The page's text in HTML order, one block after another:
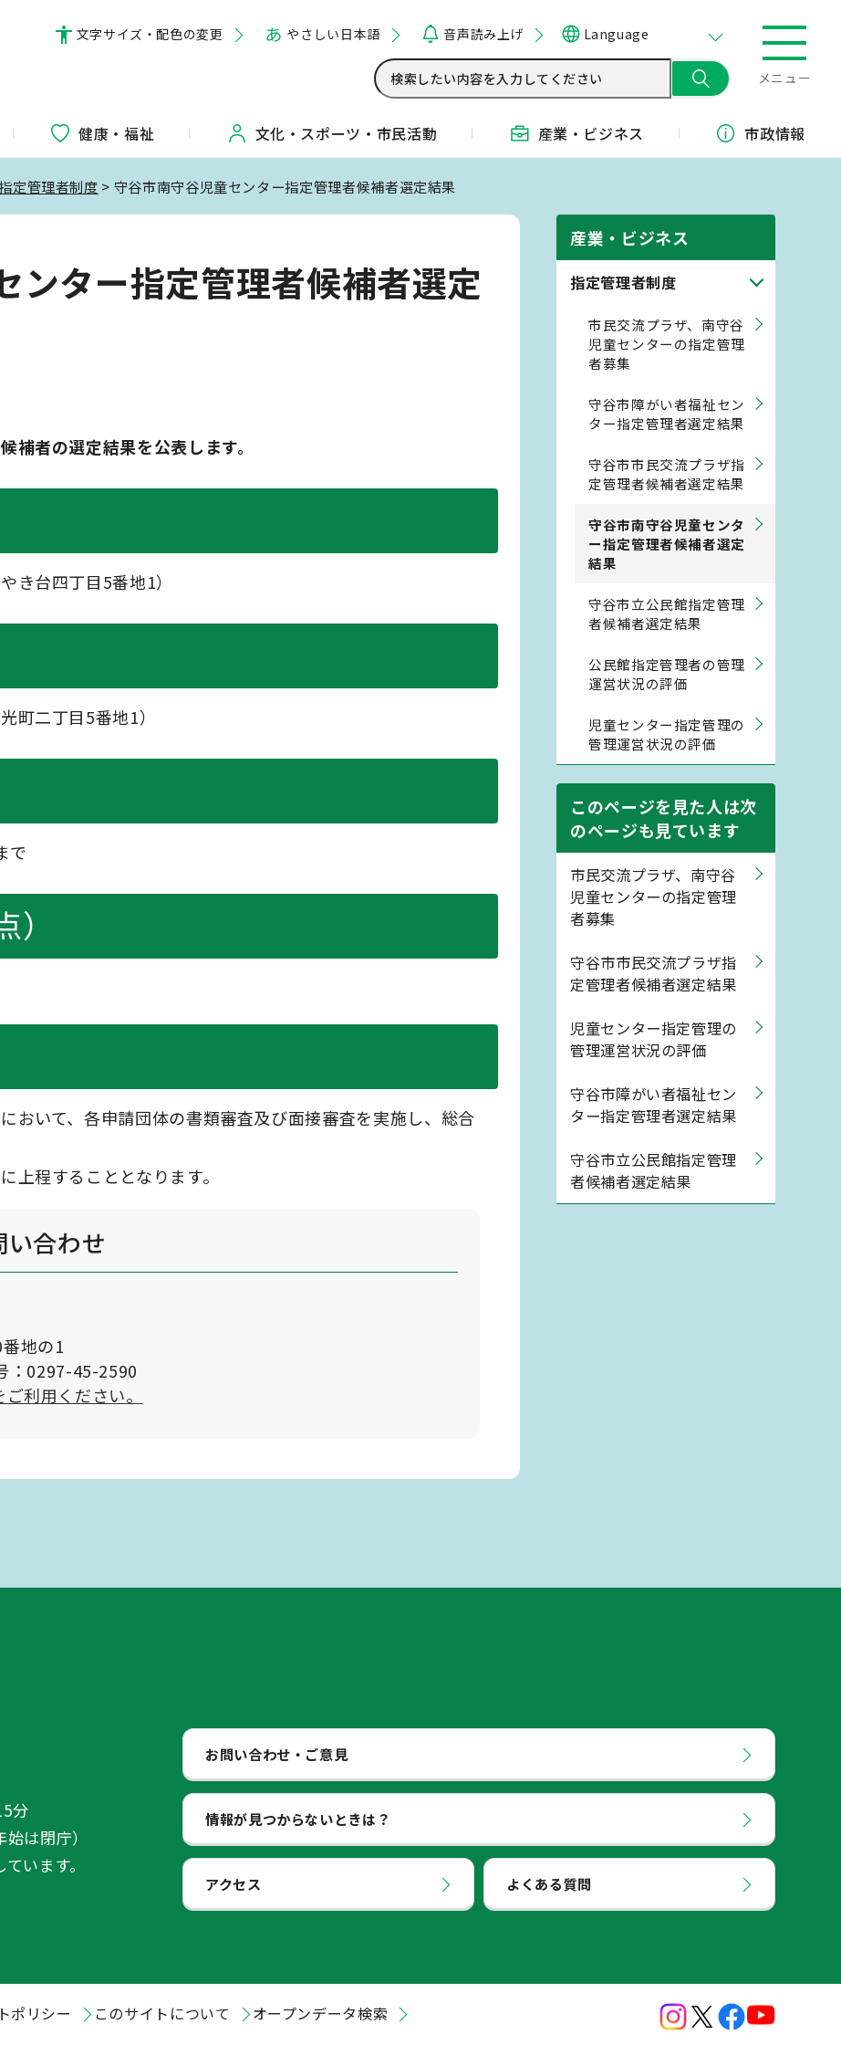
文字サイズ・配色の変更 やさしい日本語 音声読み上げ Language
メニュー
健康・福祉 文化・ スポーツ・ 市民活動 産業・ ビジネス 市政情報
定管理者制度 > 守谷市南守谷児童センター指定管理者候補者選定結果
ンター指定管理者候補者選定
補者の選定結果を公表します。
き台四丁目5番地1）
町二丁目5番地1）
で
おいて、各申請団体の書類審査及び面接審査を実施し、総合
上程することとなります。
い合わせ
地の1
：0297-45-2590
利用ください。
産業・ビジネス
指定管理者制度
市民交流プラザ、南守谷
児童センターの指定管理
者募集
守谷市障がい者福祉セン
ター指定管理者選定結果
守谷市市民交流プラザ指
定管理者候補者選定結果
守谷市南守谷児童センタ
ー指定管理者候補者選定
結果
守谷市立公民館指定管理
者候補者選定結果
公民館指定管理者の管理
運営状況の評価
児童センター指定管理の
管理運営状況の評価
このページを見た人は次
のページも見ています
市民交流プラザ、南守谷
児童センターの指定管理
者募集
守谷市市民交流プラザ指
定管理者候補者選定結果
児童センター指定管理の
管理運営状況の評価
守谷市障がい者福祉セン
ター指定管理者選定結果
守谷市立公民館指定管理
者候補者選定結果
分
は閉庁）
います。
お問い合わせ・ご意見
情報が見つからないときは？
アクセス よくある質問
ポリシー このサイトについて オープンデータ検索